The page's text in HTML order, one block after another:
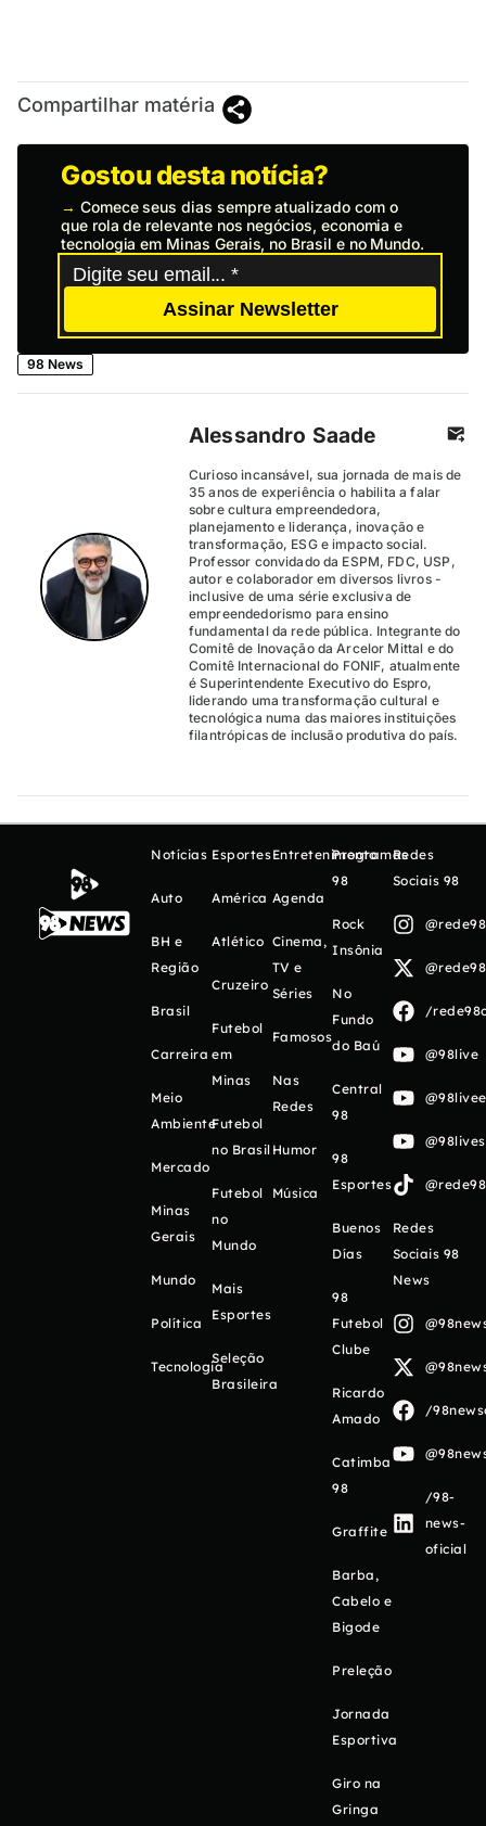
Compartilhar matéria
Gostou desta notícia?
→ Comece seus dias sempre atualizado com o
que rola de relevante nos negócios, economia e
tecnologia em Minas Gerais, no Brasil e no Mundo.
Assinar Newsletter
98 News
Alessandro Saade
Curioso incansável, sua jornada de mais de
35 anos de experiência o habilita a falar
sobre cultura empreendedora,
planejamento e liderança, inovação e
transformação, ESG e impacto social.
Professor convidado da ESPM, FDC, USP,
autor e colaborador em diversos livros -
inclusive de uma série exclusiva de
empreendedorismo para ensino
fundamental da rede pública. Integrante do
Comitê de Inovação da Arcelor Mittal e do
Comitê Internacional do FONIF, atualmente
é Superintendente Executivo do Espro,
liderando uma transformação cultural e
tecnológica numa das maiores instituições
filantrópicas de inclusão produtiva do país.
Notícias
Auto
BH e
Região
Brasil
Carreira
Meio
Ambiente
Mercado
Minas
Gerais
Mundo
Política
Tecnologia
Esportes
América
Atlético
Cruzeiro
Futebol
em
Minas
Futebol
no Brasil
Futebol
no
Mundo
Mais
Esportes
Seleção
Brasileira
Entretenimento
Agenda
Cinema,
TV e
Séries
Famosos
Nas
Redes
Humor
Música
Programas
98
Rock
Insônia
No
Fundo
do Baú
Central
98
98
Esportes
Buenos
Días
98
Futebol
Clube
Ricardo
Amado
Catimba
98
Graffite
Barba,
Cabelo e
Bigode
Preleção
Jornada
Esportiva
Giro na
Gringa
Redes
Sociais 98
/
@98live
Redes
Sociais 98
News
/
/98-
news-
oficial